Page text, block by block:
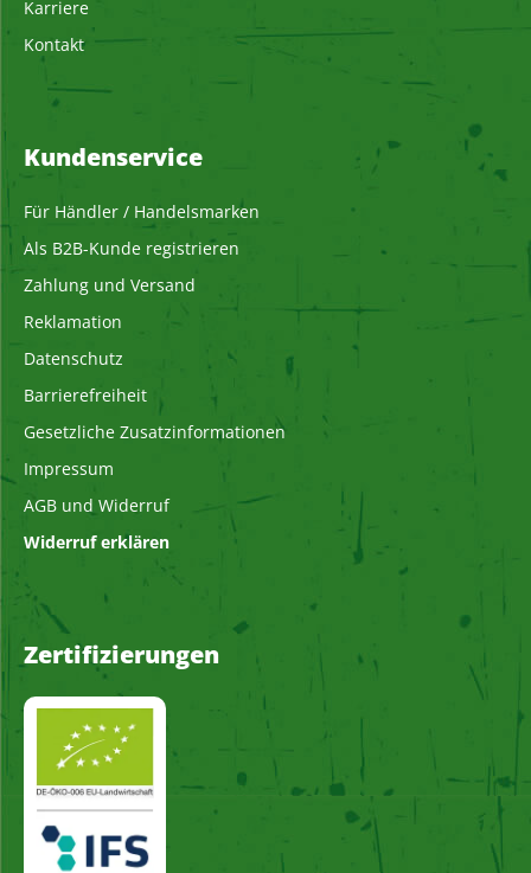
Karriere
Kontakt
Kundenservice
Für Händler / Handelsmarken
Als B2B-Kunde registrieren
Zahlung und Versand
Reklamation
Datenschutz
Barrierefreiheit
Gesetzliche Zusatzinformationen
Impressum
AGB und Widerruf
Widerruf erklären
Zertifizierungen